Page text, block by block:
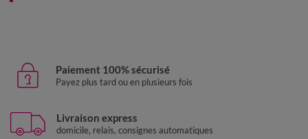
Paiement 100% sécurisé
Payez plus tard ou en plusieurs fois
Livraison express
domicile, relais, consignes automatiques